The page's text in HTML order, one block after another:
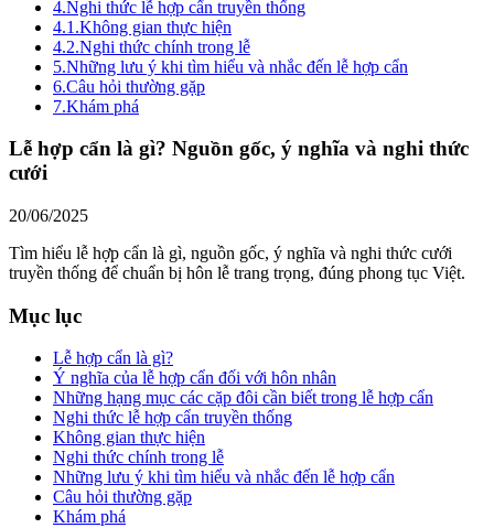
4.Nghi thức lễ hợp cẩn truyền thống
4.1.Không gian thực hiện
4.2.Nghi thức chính trong lễ
5.Những lưu ý khi tìm hiểu và nhắc đến lễ hợp cẩn
6.Câu hỏi thường gặp
7.Khám phá
Lễ hợp cẩn là gì? Nguồn gốc, ý nghĩa và nghi thức
cưới
20/06/2025
Tìm hiểu lễ hợp cẩn là gì, nguồn gốc, ý nghĩa và nghi thức cưới
truyền thống để chuẩn bị hôn lễ trang trọng, đúng phong tục Việt.
Mục lục
Lễ hợp cẩn là gì?
Ý nghĩa của lễ hợp cẩn đối với hôn nhân
Những hạng mục các cặp đôi cần biết trong lễ hợp cẩn
Nghi thức lễ hợp cẩn truyền thống
Không gian thực hiện
Nghi thức chính trong lễ
Những lưu ý khi tìm hiểu và nhắc đến lễ hợp cẩn
Câu hỏi thường gặp
Khám phá